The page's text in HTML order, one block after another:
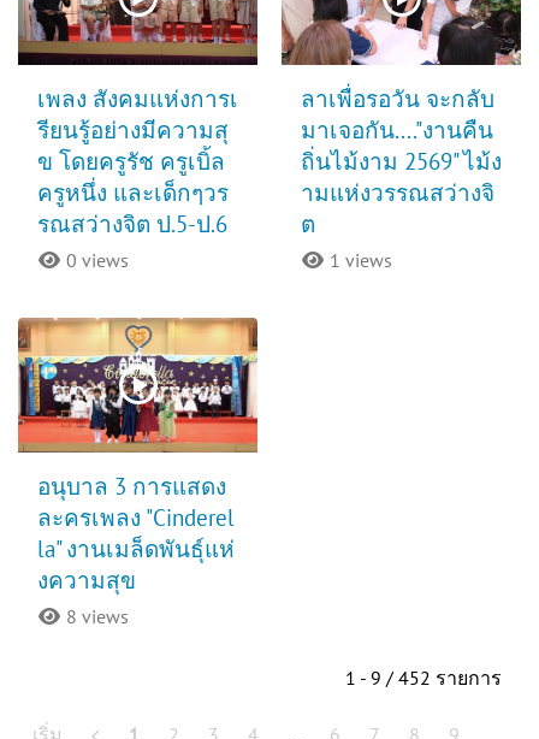
เพลง สังคมแห่งการเ
รียนรู้อย่างมีความสุ
ข โดยครูรัช ครูเบิ้ล
ครูหนึ่ง และเด็กๆวร
รณสว่างจิต ป.5-ป.6
0 views
ลาเพื่อรอวัน จะกลับ
มาเจอกัน...."งานคืน
ถิ่นไม้งาม 2569" ไม้ง
ามแห่งวรรณสว่างจิ
ต
1 views
อนุบาล 3 การแสดง
ละครเพลง "Cinderel
la" งานเมล็ดพันธุ์แห่
งความสุข
8 views
1 - 9 / 452 รายการ
เริ่ม 1 2 3 4 ... 6 7 8
9